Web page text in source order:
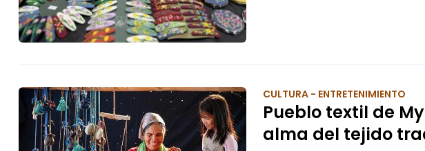
CULTURA - ENTRETENIMIENTO
Pueblo textil de
alma del tejido